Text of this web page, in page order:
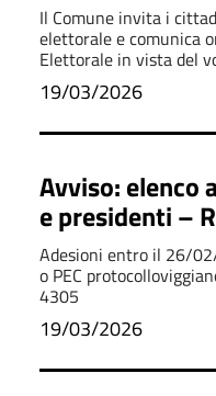
Il Comune invita i
elettorale e comunica
Elettorale in vista del
19/03/2026
Avviso: elenco
e presidenti –
marzo 2026
Adesioni entro il 26/
o PEC
4305
19/03/2026